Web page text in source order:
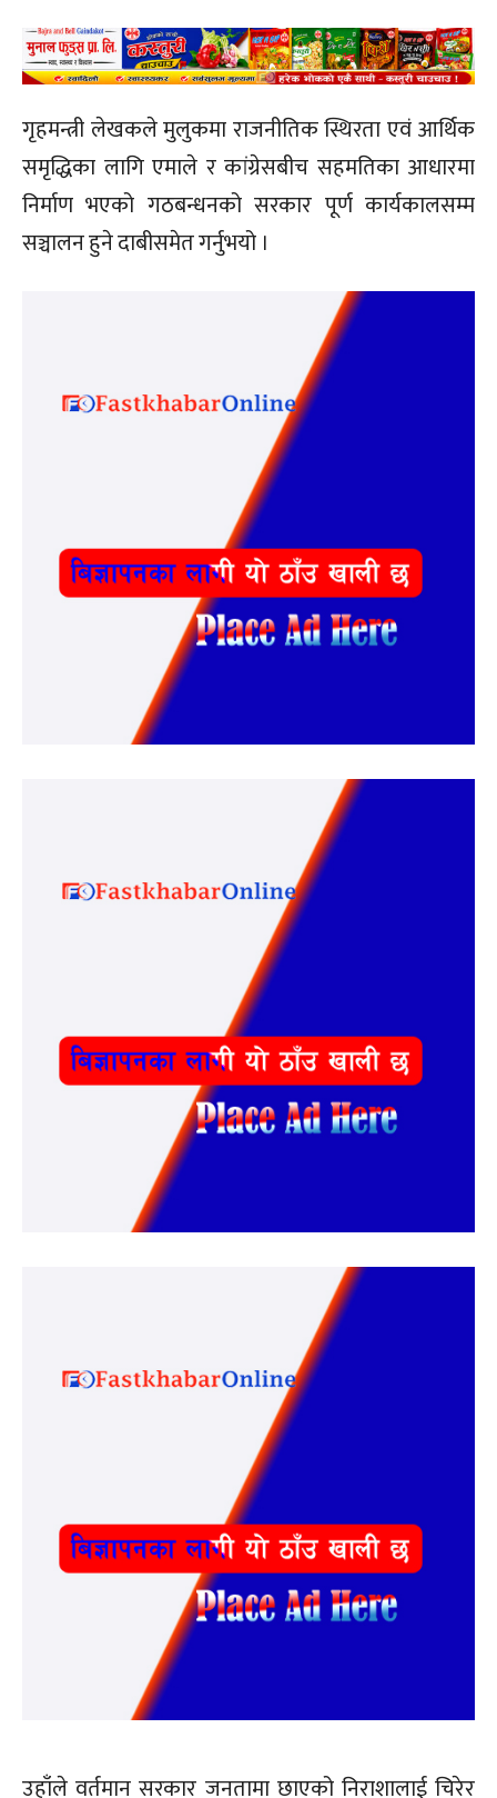
गृहमन्त्री लेखकले मुलुकमा राजनीतिक स्थिरता एवं आर्थिक
समृद्धिका लागि एमाले र कांग्रेसबीच सहमतिका आधारमा
निर्माण भएको गठबन्धनको सरकार पूर्ण कार्यकालसम्म
सञ्चालन हुने दाबीसमेत गर्नुभयो ।
उहाँले वर्तमान सरकार जनतामा छाएको निराशालाई चिरेर